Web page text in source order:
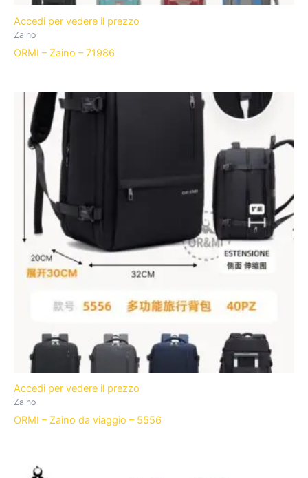
Accedi per vedere il prezzo
Zaino
ORMI – Zaino – 71986
Accedi per vedere il prezzo
Zaino
ORMI – Zaino da viaggio – 5556